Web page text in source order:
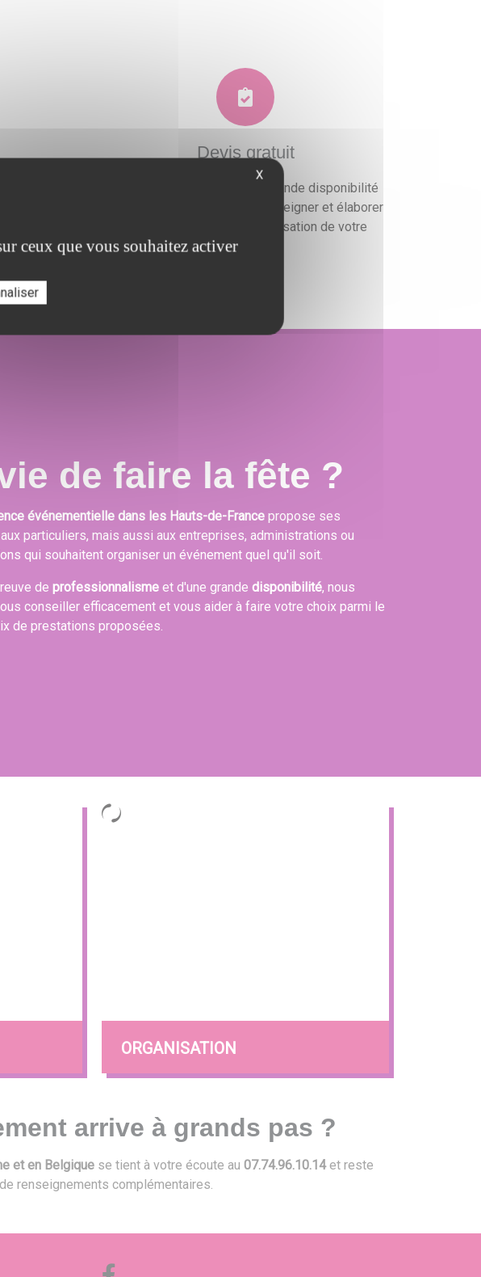
nous
qui
Devis gratuit
Nous faisons preuve d'une grande disponibilité
pour vous conseiller, vous renseigner et élaborer
un devis gratuit pour l'organisation de votre
événement.
de faire la fête ?
événementielle dans les Hauts-de-France propose ses
particuliers, mais aussi aux entreprises, administrations ou
qui souhaitent organiser un événement quel qu'il soit.
de professionnalisme et d'une grande disponibilité, nous
conseiller efficacement et vous aider à faire votre choix parmi le
de prestations proposées.
ORGANISATION
arrive à grands pas ?
et en Belgique se tient à votre écoute au 07.74.96.10.14et reste
renseignements complémentaires.
X
ceux que vous souhaitez activer